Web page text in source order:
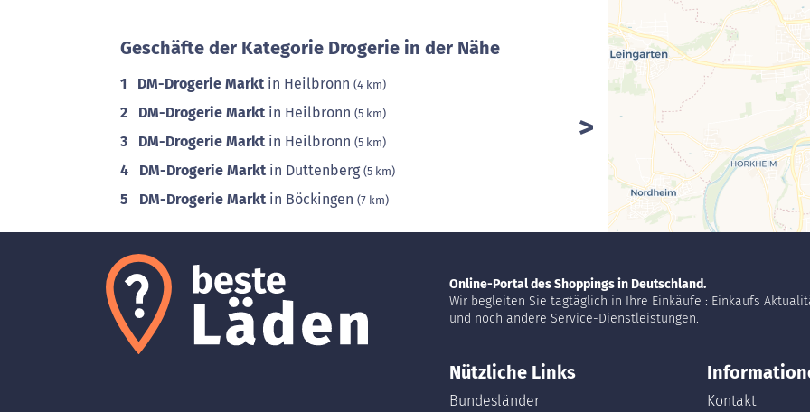
Geschäfte der Kategorie Drogerie in der Nähe
1 DM-Drogerie Markt in Heilbronn (4 km)
2 DM-Drogerie Markt in Heilbronn (5 km)
3 DM-Drogerie Markt in Heilbronn (5 km)
4 DM-Drogerie Markt in Duttenberg (5 km)
5 DM-Drogerie Markt in Böckingen (7 km)
Online-Portal des Shoppings in Deutschland.
Wir begleiten Sie tagtäglich in Ihre Einkäufe : Einkaufs
und noch andere Service-Dienstleistungen.
Nützliche Links
Bundesländer
Kontakt